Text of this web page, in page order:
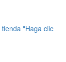
"Haga clic